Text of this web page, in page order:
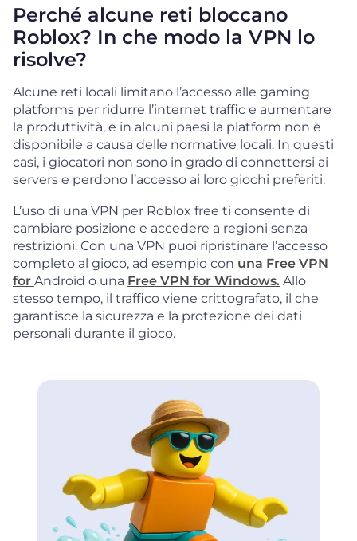
Perché alcune reti bloccano
Roblox? In che modo la VPN lo
risolve?
Alcune reti locali limitano l’accesso alle gaming
platforms per ridurre l’internet traffic e aumentare
la produttività, e in alcuni paesi la platform non è
disponibile a causa delle normative locali. In questi
casi, i giocatori non sono in grado di connettersi ai
servers e perdono l’accesso ai loro giochi preferiti.
L’uso di una VPN per Roblox free ti consente di
cambiare posizione e accedere a regioni senza
restrizioni. Con una VPN puoi ripristinare l’accesso
completo al gioco, ad esempio con una Free VPN
for Android o una Free VPN for Windows. Allo
stesso tempo, il traffico viene crittografato, il che
garantisce la sicurezza e la protezione dei dati
personali durante il gioco.